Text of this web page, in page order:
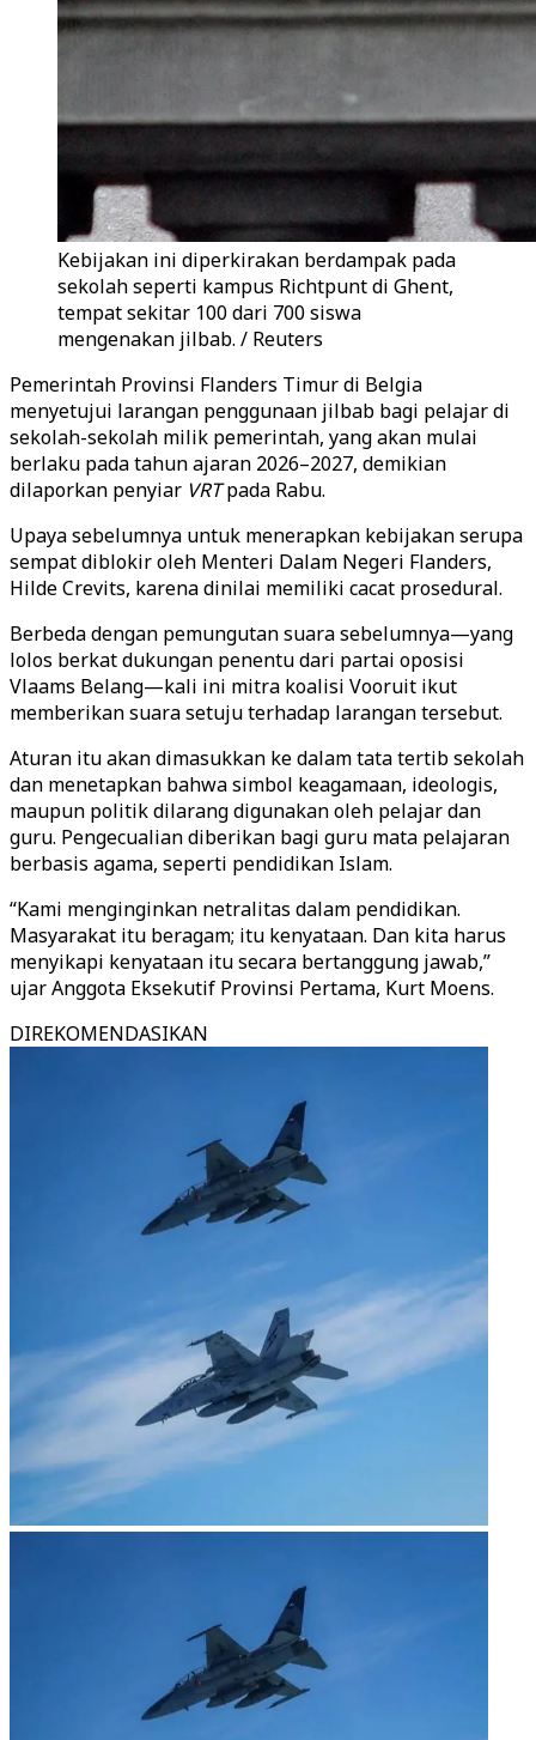
Kebijakan ini diperkirakan berdampak pada
sekolah seperti kampus Richtpunt di Ghent,
tempat sekitar 100 dari 700 siswa
mengenakan jilbab. / Reuters
Pemerintah Provinsi Flanders Timur di Belgia
menyetujui larangan penggunaan jilbab bagi pelajar di
sekolah-sekolah milik pemerintah, yang akan mulai
berlaku pada tahun ajaran 2026–2027, demikian
dilaporkan penyiar VRTpada Rabu.
Upaya sebelumnya untuk menerapkan kebijakan serupa
sempat diblokir oleh Menteri Dalam Negeri Flanders,
Hilde Crevits, karena dinilai memiliki cacat prosedural.
Berbeda dengan pemungutan suara sebelumnya—yang
lolos berkat dukungan penentu dari partai oposisi
Vlaams Belang—kali ini mitra koalisi Vooruit ikut
memberikan suara setuju terhadap larangan tersebut.
Aturan itu akan dimasukkan ke dalam tata tertib sekolah
dan menetapkan bahwa simbol keagamaan, ideologis,
maupun politik dilarang digunakan oleh pelajar dan
guru. Pengecualian diberikan bagi guru mata pelajaran
berbasis agama, seperti pendidikan Islam.
“Kami menginginkan netralitas dalam pendidikan.
Masyarakat itu beragam; itu kenyataan. Dan kita harus
menyikapi kenyataan itu secara bertanggung jawab,”
ujar Anggota Eksekutif Provinsi Pertama, Kurt Moens.
DIREKOMENDASIKAN